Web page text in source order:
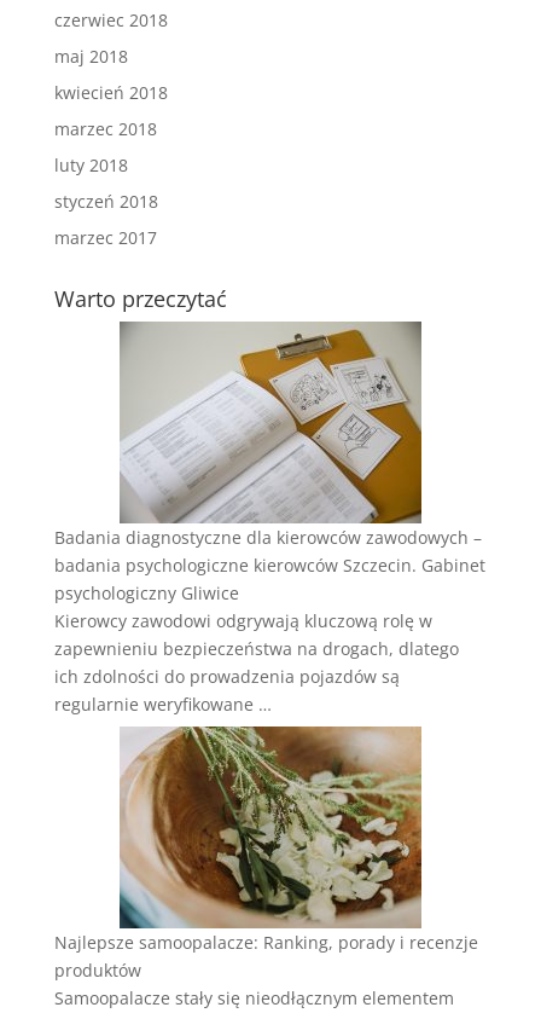
czerwiec 2018
maj 2018
kwiecień 2018
marzec 2018
luty 2018
styczeń 2018
marzec 2017
Warto przeczytać
Badania diagnostyczne dla kierowców zawodowych –
badania psychologiczne kierowców Szczecin. Gabinet
psychologiczny Gliwice
Kierowcy zawodowi odgrywają kluczową rolę w
zapewnieniu bezpieczeństwa na drogach, dlatego
ich zdolności do prowadzenia pojazdów są
regularnie weryfikowane …
Najlepsze samoopalacze: Ranking, porady i recenzje
produktów
Samoopalacze stały się nieodłącznym elementem